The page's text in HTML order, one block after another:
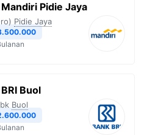
Pidie Jaya
Pidie Jaya
Buol
Buol